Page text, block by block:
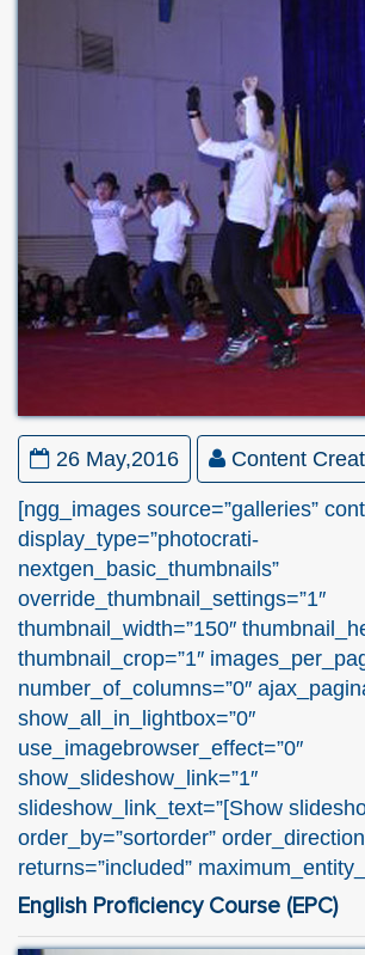
26 May,2016 Content
[ngg_images source=”galleries”
display_type=”photocrati-
nextgen_basic_thumbnails”
override_thumbnail_settings=”1″
thumbnail_width=”150″
thumbnail_crop=”1″
number_of_columns=”0″
show_all_in_lightbox=”0″
use_imagebrowser_effect=”0″
show_slideshow_link=”1″
slideshow_link_text=”[Show
order_by=”sortorder”
returns=”included”
English Proficiency Course (EPC)